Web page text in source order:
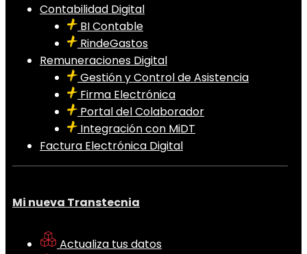
Contabilidad Digital
BI Contable
RindeGastos
Remuneraciones Digital
Gestión y Control de Asistencia
Firma Electrónica
Portal del Colaborador
Integración con MiDT
Factura Electrónica Digital
Mi nueva Transtecnia
Actualiza tus datos